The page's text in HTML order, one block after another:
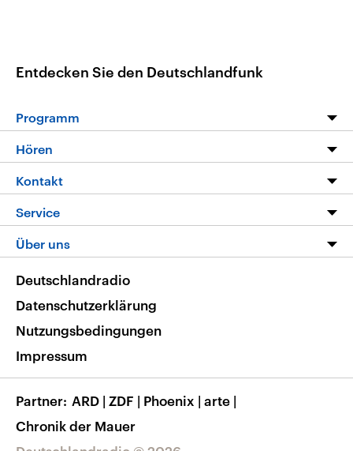
Entdecken Sie den Deutschlandfunk
Programm
Programm
Die Nachrichten
Nachrichtenleicht
Neue Beiträge auf dlf.de
Hören
Livestream
Podcasts
Deutschlandfunk App
Nachrichten App
Frequenzen
Kontakt
Hörerservice
Service
FAQ
Veranstaltungen
Musikliste
RSS
Über uns
Barrierefreiheit
Deutschlandradio
Datenschutzerklärung
Nutzungsbedingungen
Impressum
Partner ARD | ZDF | Phoenix | arte |
Chronik der Mauer